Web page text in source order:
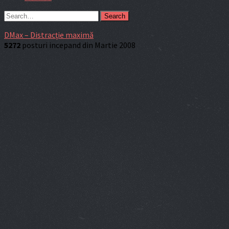
Search
DMax – Distracţie maximă
5272 posturi incepand din Martie 2008